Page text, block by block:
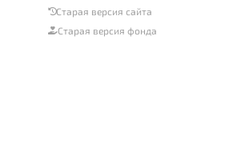
Старая версия сайта
Старая версия фонда